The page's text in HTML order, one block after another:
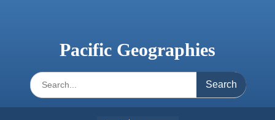
Pacific Geographies
Search
for: